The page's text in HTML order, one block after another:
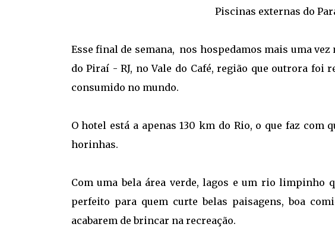
Piscinas externas do
Esse final de semana, nos hospedamos mais uma
do Piraí - RJ, no Vale do Café, região que outrora foi
consumido no mundo.
O hotel está a apenas 130 km do Rio, o que faz com
horinhas.
Com uma bela área verde, lagos e um rio limpinho
perfeito para quem curte belas paisagens, boa
acabarem de brincar na recreação.